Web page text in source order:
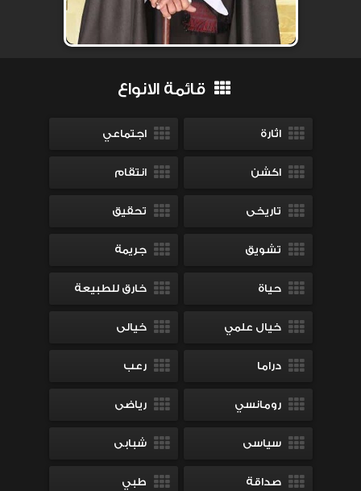
قائمة الانواع
اثارة اجتماعي
اكشن انتقام
تاريخى تحقيق
تشويق جريمة
حياة خارق للطبيعة
خيال علمي خيالى
دراما رعب
رومانسي رياضى
سياسى شبابى
صداقة طبي